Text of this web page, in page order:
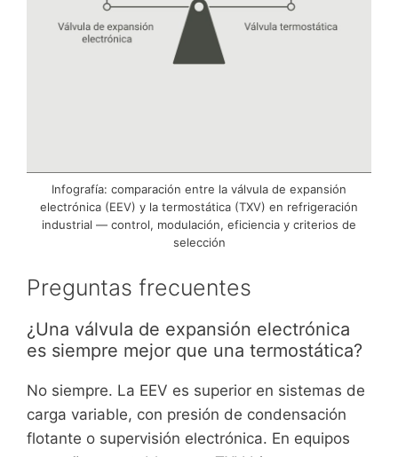
Infografía: comparación entre la válvula de expansión
electrónica (EEV) y la termostática (TXV) en refrigeración
industrial — control, modulación, eficiencia y criterios de
selección
Preguntas frecuentes
¿Una válvula de expansión electrónica
es siempre mejor que una termostática?
No siempre. La EEV es superior en sistemas de
carga variable, con presión de condensación
flotante o supervisión electrónica. En equipos